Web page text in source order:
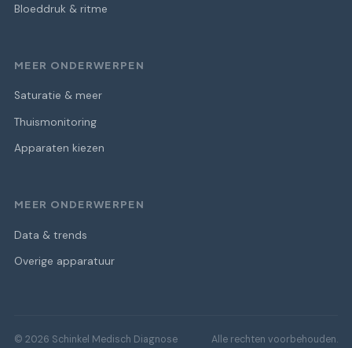
Bloeddruk & ritme
MEER ONDERWERPEN
Saturatie & meer
Thuismonitoring
Apparaten kiezen
MEER ONDERWERPEN
Data & trends
Overige apparatuur
© 2026 Schinkel Medisch Diagnose Alle rechten voorbehouden.